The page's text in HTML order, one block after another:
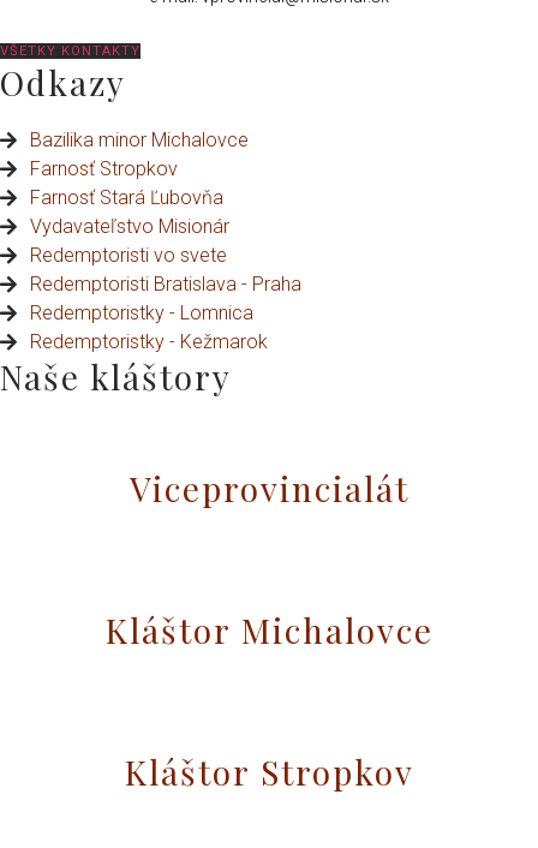
VŠETKY KONTAKTY
Odkazy
Bazilika minor Michalovce
Farnosť Stropkov
Farnosť Stará Ľubovňa
Vydavateľstvo Misionár
Redemptoristi vo svete
Redemptoristi Bratislava - Praha
Redemptoristky - Lomnica
Redemptoristky - Kežmarok
Naše kláštory
Viceprovincialát
Kláštor Michalovce
Kláštor Stropkov